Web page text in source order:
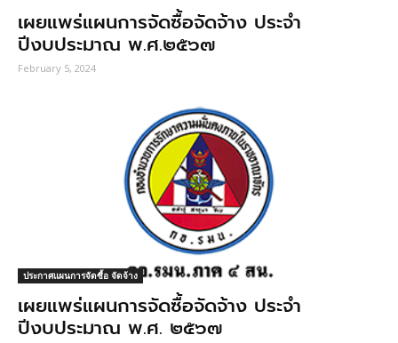
เผยแพร่แผนการจัดซื้อจัดจ้าง ประจำ
ปีงบประมาณ พ.ศ.๒๕๖๗
February 5, 2024
ประกาศแผนการจัดซื้อ จัดจ้าง
เผยแพร่แผนการจัดซื้อจัดจ้าง ประจำ
ปีงบประมาณ พ.ศ. ๒๕๖๗